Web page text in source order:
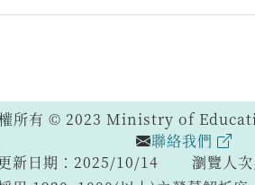
權所有 © 2023 Ministry of
聯絡我們
新日期：2025/10/14
瀏覽人